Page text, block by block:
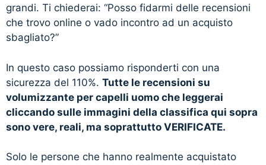
grandi. Ti chiederai: “Posso fidarmi delle recensioni
che trovo online o vado incontro ad un acquisto
sbagliato?”
In questo caso possiamo risponderti con una
sicurezza del 110%. Tutte le recensioni su
volumizzante per capelli uomo che leggerai
cliccando sulle immagini della classifica qui sopra
sono vere, reali, ma soprattutto VERIFICATE.
Solo le persone che hanno realmente acquistato